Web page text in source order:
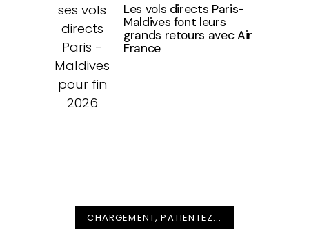
Les vols directs Paris-
Maldives font leurs
grands retours avec Air
France
CHARGEMENT, PATIENTEZ...